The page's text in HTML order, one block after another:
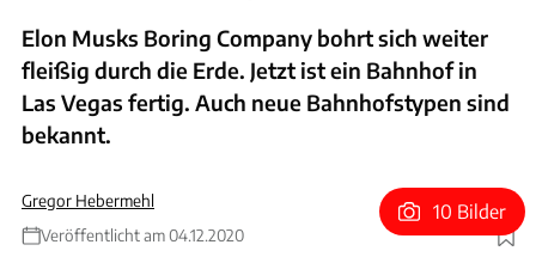
Elon Musks Boring Company bohrt sich weiter
fleißig durch die Erde. Jetzt ist ein Bahnhof in
Las Vegas fertig. Auch neue Bahnhofstypen sind
bekannt.
Gregor Hebermehl
Veröffentlicht am 04.12.2020
Foto: Boring Company Banhnhof Las Vegas Encore Hotel
10 Bilder